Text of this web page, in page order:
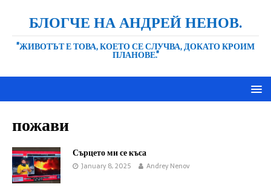
БЛОГЧЕ НА АНДРЕЙ НЕНОВ.
"ЖИВОТЪТ Е ТОВА, КОЕТО СЕ СЛУЧВА, ДОКАТО КРОИМ
ПЛАНОВЕ."
пожави
Сърцето ми се къса
January 8, 2025 Andrey Nenov